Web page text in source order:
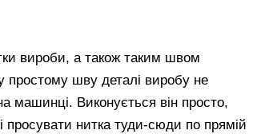
вироби, а також таким швом
простому шву деталі виробу не
машинці. Виконується він просто,
просувати нитка туди-сюди по прямій